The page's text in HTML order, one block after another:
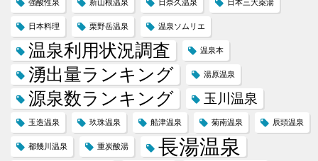
強酸性泉 新山根温泉 日奈久温泉 日本三大薬湯
日本料理 栗野岳温泉 温泉ソムリエ
温泉利用状況調査 温泉本
湧出量ランキング 湯原温泉
源泉数ランキング 玉川温泉
玉造温泉 玖珠温泉 船津温泉 菊南温泉 辰頭温泉
都幾川温泉 重炭酸湯 長湯温泉